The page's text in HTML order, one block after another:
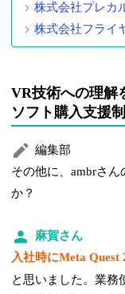
株式会社プレカ
株式会社フライ
VR技術への理解
ソフト購入支援
編集部
その他に、ambrさ
か？
麻賀さん
入社時にMeta Quest
と思いました。業務